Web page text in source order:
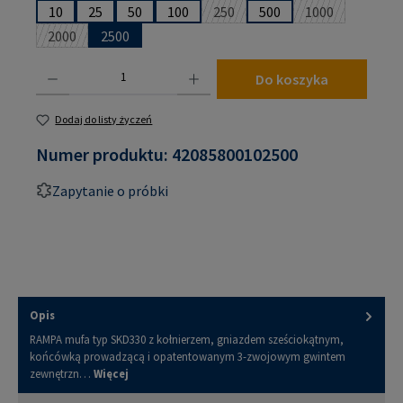
10 25 50 100 250(Ta opcja jest obecnie
500 1000(Ta opcja jest
2000(Ta opcja jest obecnie niedostępna.)
2500
Do koszyka
Dodaj do listy życzeń
Numer produktu: 42085800102500
Zapytanie o próbki
Opis
RAMPA mufa typ SKD330 z kołnierzem, gniazdem sześciokątnym,
końcówką prowadzącą i opatentowanym 3-zwojowym gwintem
zewnętrzn… Więcej